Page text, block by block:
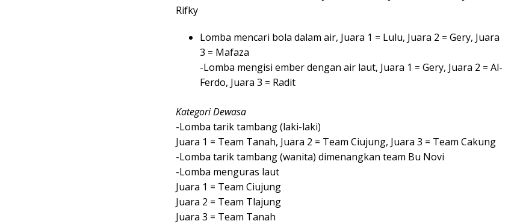
Rifky
Lomba mencari bola dalam air, Juara 1 = Lulu, Juara 2 = Gery, Juara
3 = Mafaza
-Lomba mengisi ember dengan air laut, Juara 1 = Gery, Juara 2 = Al-
Ferdo, Juara 3 = Radit
Kategori Dewasa
-Lomba tarik tambang (laki-laki)
Juara 1 = Team Tanah, Juara 2 = Team Ciujung, Juara 3 = Team Cakung
-Lomba tarik tambang (wanita) dimenangkan team Bu Novi
-Lomba menguras laut
Juara 1 = Team Ciujung
Juara 2 = Team Tlajung
Juara 3 = Team Tanah